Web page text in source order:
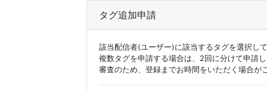
タグ追加申請
該当配信者(ユーザー)に該当するタグを選択し
複数タグを申請する場合は、2回に分けて申請
審査のため、登録までお時間をいただく場合が